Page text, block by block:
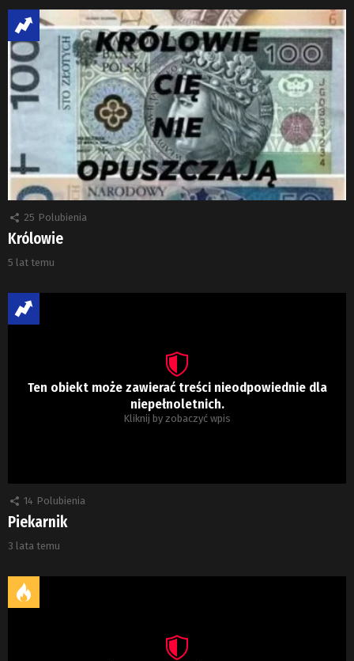
25 Polubienia
Królowie
5 lat temu
Ten obiekt może zawierać treści nieodpowiednie dla
niepełnoletnich.
Kliknij by zobaczyć wpis
14 Polubienia
Piekarnik
3 lata temu